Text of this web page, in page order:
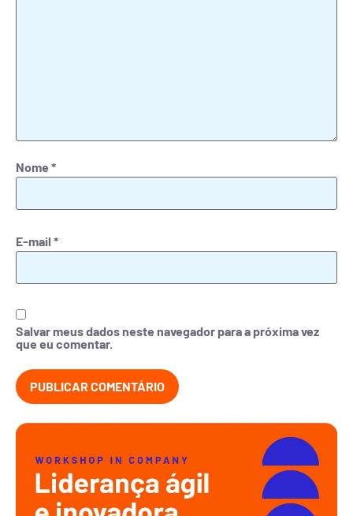
Nome *
E-mail *
Salvar meus dados neste navegador para a próxima vez
que eu comentar.